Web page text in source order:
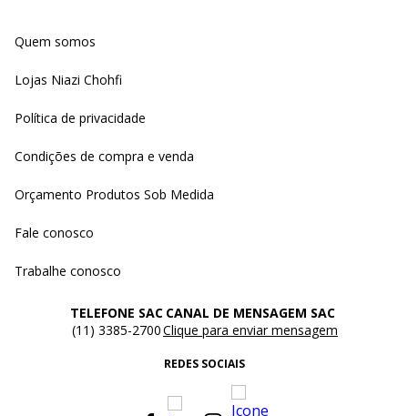
Quem somos
Lojas Niazi Chohfi
Política de privacidade
Condições de compra e venda
Orçamento Produtos Sob Medida
Fale conosco
Trabalhe conosco
TELEFONE SAC
(11) 3385-2700
CANAL DE MENSAGEM SAC
Clique para enviar mensagem
REDES SOCIAIS